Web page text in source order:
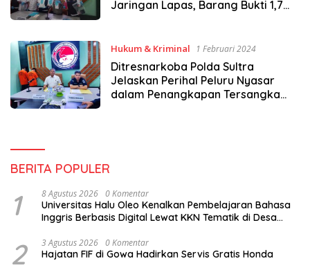
Jaringan Lapas, Barang Bukti 1,7
Hukum & Kriminal 1 Februari 2024
Ditresnarkoba Polda Sultra
Jelaskan Perihal Peluru Nyasar
dalam Penangkapan Tersangka
BERITA POPULER
1 8 Agustus 2026 0 Komentar
Universitas Halu Oleo Kenalkan Pembelajaran Bahasa
Inggris Berbasis Digital Lewat KKN Tematik di Desa
2 3 Agustus 2026 0 Komentar
Hajatan FIF di Gowa Hadirkan Servis Gratis Honda